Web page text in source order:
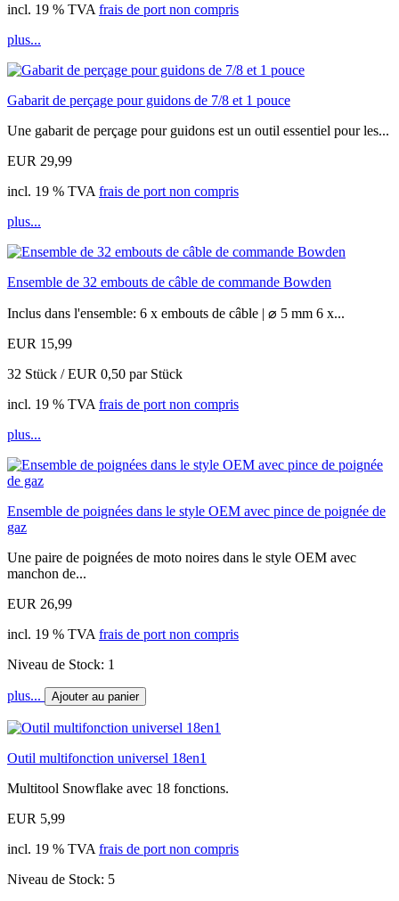
incl. 19 % TVA frais de port non compris
plus...
Gabarit de perçage pour guidons de 7/8 et 1 pouce
Une gabarit de perçage pour guidons est un outil essentiel pour les...
EUR 29,99
incl. 19 % TVA frais de port non compris
plus...
Ensemble de 32 embouts de câble de commande Bowden
Inclus dans l'ensemble: 6 x embouts de câble | ⌀ 5 mm 6 x...
EUR 15,99
32 Stück / EUR 0,50 par Stück
incl. 19 % TVA frais de port non compris
plus...
Ensemble de poignées dans le style OEM avec pince de poignée de
gaz
Une paire de poignées de moto noires dans le style OEM avec
manchon de...
EUR 26,99
incl. 19 % TVA frais de port non compris
Niveau de Stock: 1
plus... Ajouter au panier
Outil multifonction universel 18en1
Multitool Snowflake avec 18 fonctions.
EUR 5,99
incl. 19 % TVA frais de port non compris
Niveau de Stock: 5